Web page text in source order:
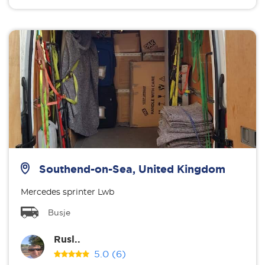
Southend-on-Sea, United Kingdom
Mercedes sprinter Lwb
Busje
Rusl..
5.0 (6)